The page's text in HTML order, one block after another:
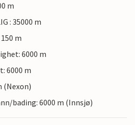
m
: 35000 m
m
6000 m
6000 m
(Nexon)
bading: 6000 m (Innsjø)